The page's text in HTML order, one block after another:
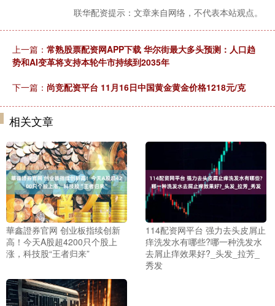
联华配资提示：文章来自网络，不代表本站观点。
上一篇： 常熟股票配资网APP下载 华尔街最大多头预测：人口趋
势和AI变革将支持本轮牛市持续到2035年
下一篇： 尚竞配资平台 11月16日中国黄金黄金价格1218元/克
相关文章
華鑫證券官网 创业板指续创新
高！今天A股超4200只个股上
涨，科技股“王者归来”
114配资网平台 强力去头皮屑止
痒洗发水有哪些?哪一种洗发水
去屑止痒效果好?_头发_拉芳_
秀发